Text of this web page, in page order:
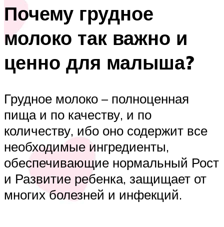
Почему грудное
молоко так важно и
ценно для малыша?
Грудное молоко – полноценная
пища и по качеству, и по
количеству, ибо оно содержит все
необходимые ингредиенты,
обеспечивающие нормальный Рост
и Развитие ребенка, защищает от
многих болезней и инфекций.